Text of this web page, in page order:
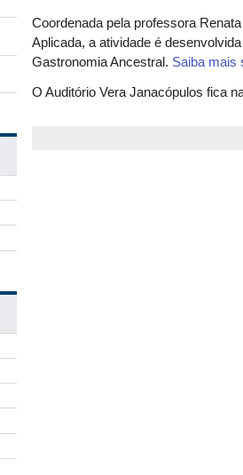
Coordenada pela professora
Aplicada, a atividade é
Gastronomia Ancestral. Saiba mais
O Auditório Vera Janacópulos fica